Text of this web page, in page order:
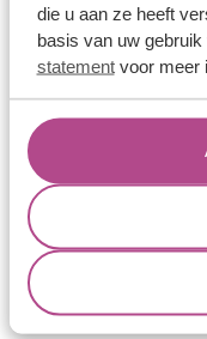
die u aan ze heeft
basis van uw
statementvoor meer
Historie
Certificaten
Jouw voordelen
Conflictvrije
Oneindig veel
Kwaliteit
Juweliers & Contact